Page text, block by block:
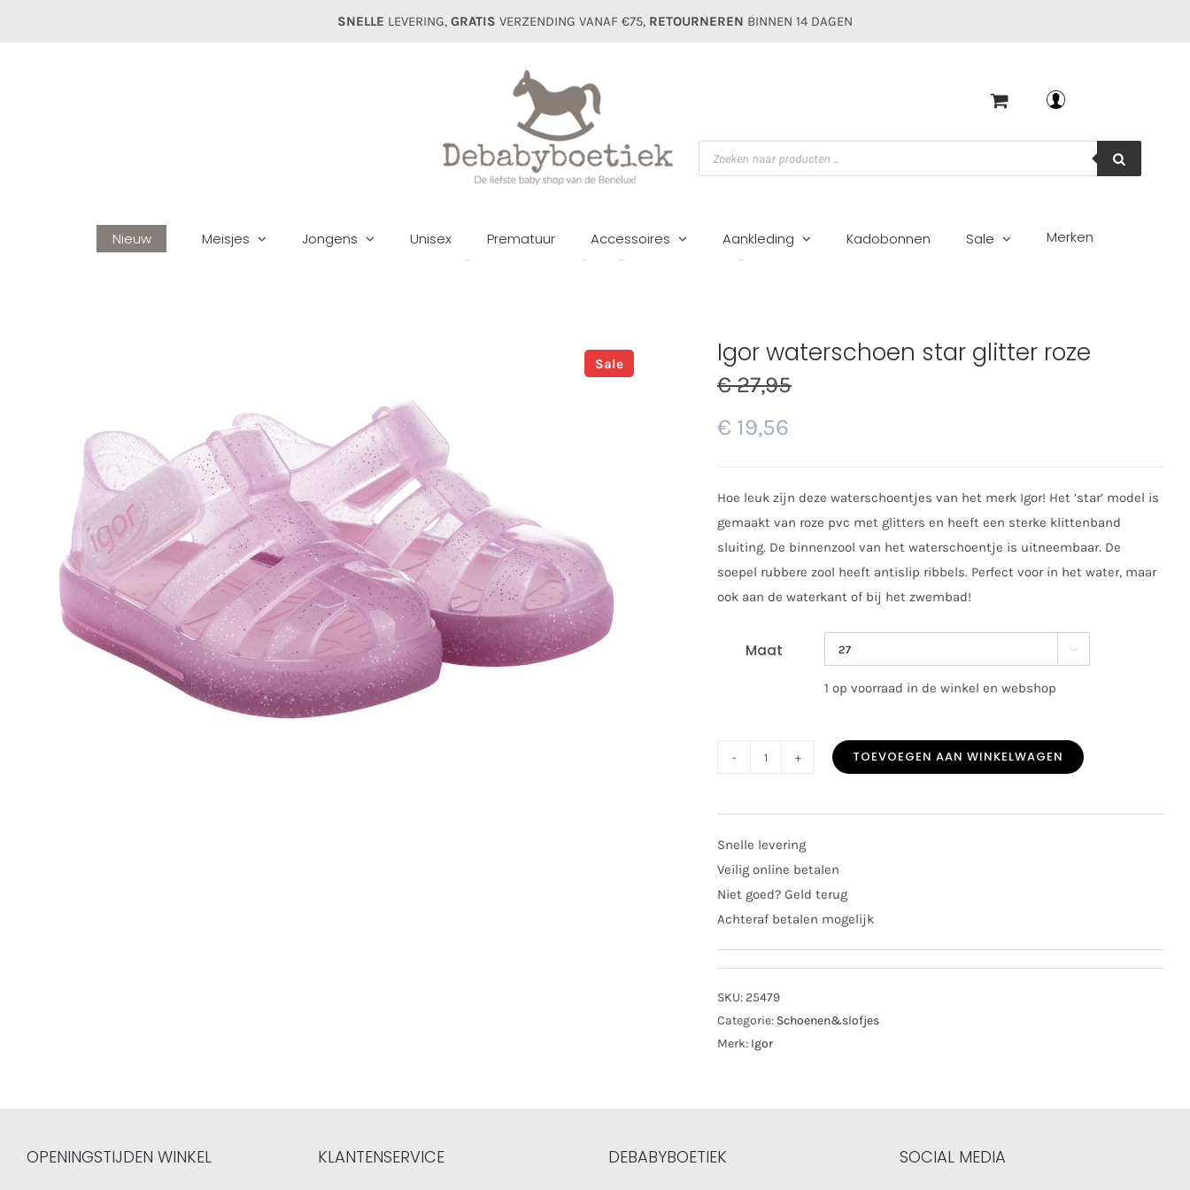
SNELLE LEVERING, GRATIS VERZENDING VANAF €75, RETOURNEREN BINNEN 14 DAGEN
Producten
zoeken
Nieuw Meisjes Jongens Unisex Prematuur Accessoires Aankleding Kadobonnen Sale Merken
Sale Igor waterschoen star glitter roze
€27,95
€ 19,56
Hoe leuk zijn deze waterschoentjes van het merk Igor! Het ’star’ model is
gemaakt van roze pvc met glitters en heeft een sterke klittenband
sluiting. De binnenzool van het waterschoentje is uitneembaar. De
soepel rubbere zool heeft antislip ribbels. Perfect voor in het water, maar
ook aan de waterkant of bij het zwembad!
Maat 
1 op voorraad in de winkel en webshop
star
glitter
roze
aantal
TOEVOEGEN AAN WINKELWAGEN
Snelle levering
Veilig online betalen
Niet goed? Geld terug
Achteraf betalen mogelijk
SKU: 25479
Categorie: Schoenen&slofjes
Merk: Igor
OPENINGSTIJDEN WINKEL KLANTENSERVICE DEBABYBOETIEK SOCIAL MEDIA